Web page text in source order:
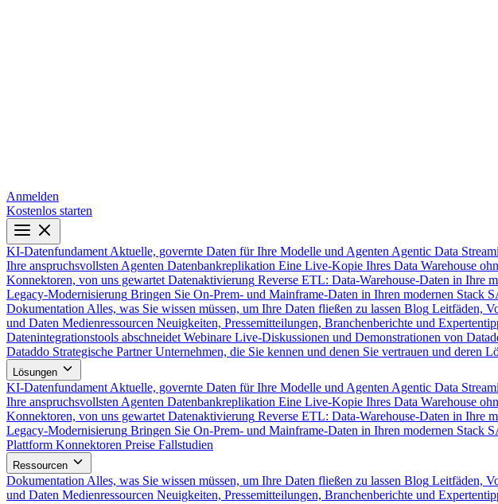
Anmelden
Kostenlos starten
KI-Datenfundament Aktuelle, governte Daten für Ihre Modelle und Agenten Agentic Data
Ihre anspruchsvollsten Agenten Datenbankreplikation Eine Live-Kopie Ihres Data Warehouse
Konnektoren, von uns gewartet Datenaktivierung Reverse ETL: Data-Warehouse-Daten in Ihre
Legacy-Modernisierung Bringen Sie On-Prem- und Mainframe-Daten in Ihren modernen Stack
Dokumentation Alles, was Sie wissen müssen, um Ihre Daten fließen zu lassen Blog Leitfäden,
und Daten Medienressourcen Neuigkeiten, Pressemitteilungen, Branchenberichte und
Datenintegrationstools abschneidet Webinare Live-Diskussionen und Demonstrationen von
Dataddo Strategische Partner Unternehmen, die Sie kennen und denen Sie vertrauen und deren
Lösungen
KI-Datenfundament Aktuelle, governte Daten für Ihre Modelle und Agenten Agentic Data
Ihre anspruchsvollsten Agenten Datenbankreplikation Eine Live-Kopie Ihres Data Warehouse
Konnektoren, von uns gewartet Datenaktivierung Reverse ETL: Data-Warehouse-Daten in Ihre
Legacy-Modernisierung Bringen Sie On-Prem- und Mainframe-Daten in Ihren modernen Stack
Plattform Konnektoren Preise Fallstudien
Ressourcen
Dokumentation Alles, was Sie wissen müssen, um Ihre Daten fließen zu lassen Blog Leitfäden,
und Daten Medienressourcen Neuigkeiten, Pressemitteilungen, Branchenberichte und